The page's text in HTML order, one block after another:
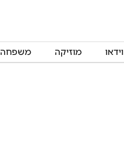
וידאו מוזיקה משפחה